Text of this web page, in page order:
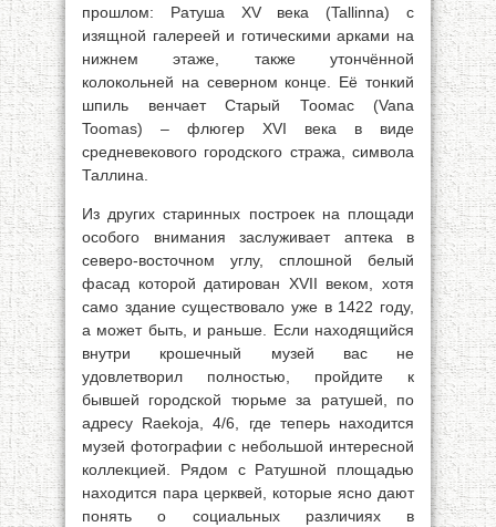
прошлом: Ратуша XV века (Tallinna) с
изящной галереей и готическими арками на
нижнем этаже, также утончённой
колокольней на северном конце. Её тонкий
шпиль венчает Старый Тоомас (Vana
Toomas) – флюгер XVI века в виде
средневекового городского стража, символа
Таллина.
Из других старинных построек на площади
особого внимания заслуживает аптека в
северо-восточном углу, сплошной белый
фасад которой датирован XVII веком, хотя
само здание существовало уже в 1422 году,
а может быть, и раньше. Если находящийся
внутри крошечный музей вас не
удовлетворил полностью, пройдите к
бывшей городской тюрьме за ратушей, по
адресу Raekoja, 4/6, где теперь находится
музей фотографии с небольшой интересной
коллекцией. Рядом с Ратушной площадью
находится пара церквей, которые ясно дают
понять о социальных различиях в